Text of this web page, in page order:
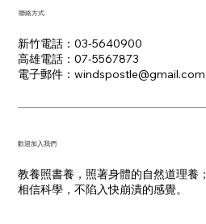
新竹電話：03-5640900
高雄電話：07-5567873
電子郵件：​windspostle@gmail.com
聯絡方式
​歡迎加入我們
教養照書養，照著身體的自然道理養；
​相信科學，不陷入快崩潰的感覺。